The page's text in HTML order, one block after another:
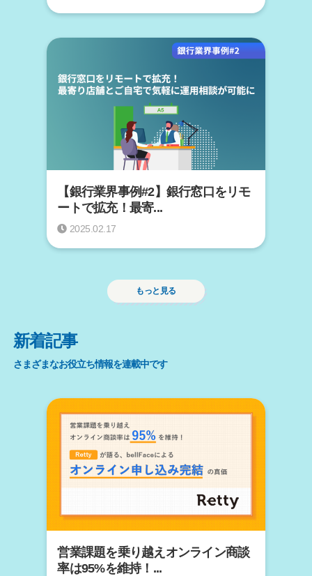
【銀行業界事例#2】銀行窓口をリモ
ートで拡充！最寄...
2025.02.17
もっと見る
新着記事
さまざまなお役立ち情報を連載中です
営業課題を乗り越えオンライン商談
率は95%を維持！...